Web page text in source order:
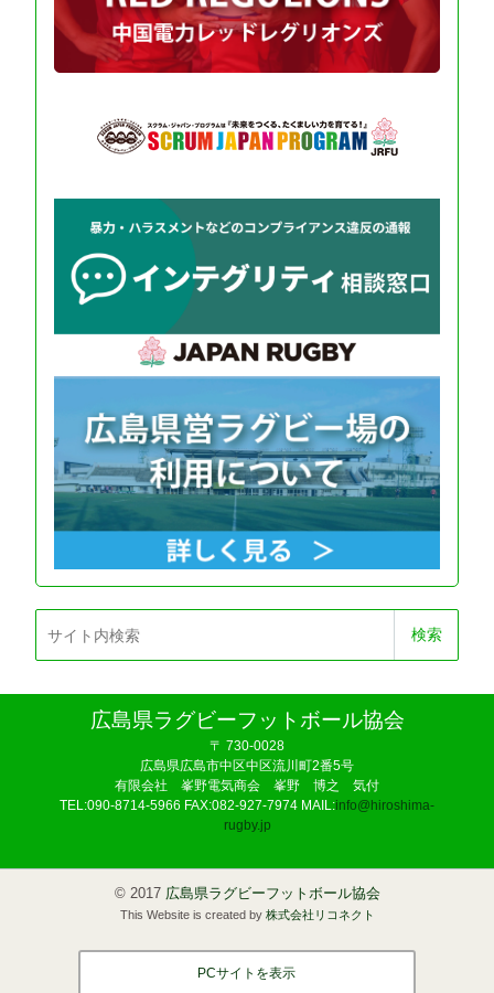
広島県ラグビーフットボール協会
〒 730-0028
広島県広島市中区中区流川町2番5号
有限会社 峯野電気商会 峯野 博之 気付
TEL:090-8714-5966 FAX:082-927-7974 MAIL:info@hiroshima-
rugby.jp
© 2017 広島県ラグビーフットボール協会
This Website is created by 株式会社リコネクト
PCサイトを表示